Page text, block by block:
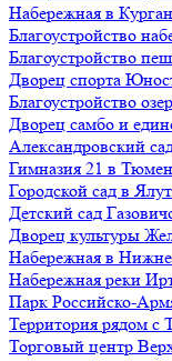
Набережная в
Благоустройство
Благоустройство
Дворец спорта
Благоустройство
Дворец самбо и
Александровский
Гимназия 21 в
Городской сад в
Детский сад
Дворец культуры
Набережная в
Набережная реки
Парк Российско-
Территория рядом
Торговый центр